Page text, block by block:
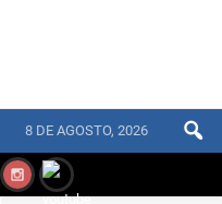
8 DE AGOSTO, 2026